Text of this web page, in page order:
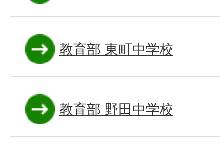
教育部 東町中学校
教育部 野田中学校